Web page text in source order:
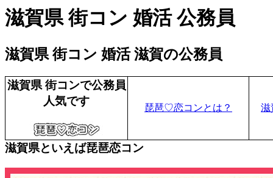
滋賀県 街コン 婚活 公務員
滋賀県 街コン 婚活 滋賀の公務員
滋賀県 街コンで公務員
人気です
琵琶♡恋コンとは？ 滋
滋賀県といえば琵琶恋コン